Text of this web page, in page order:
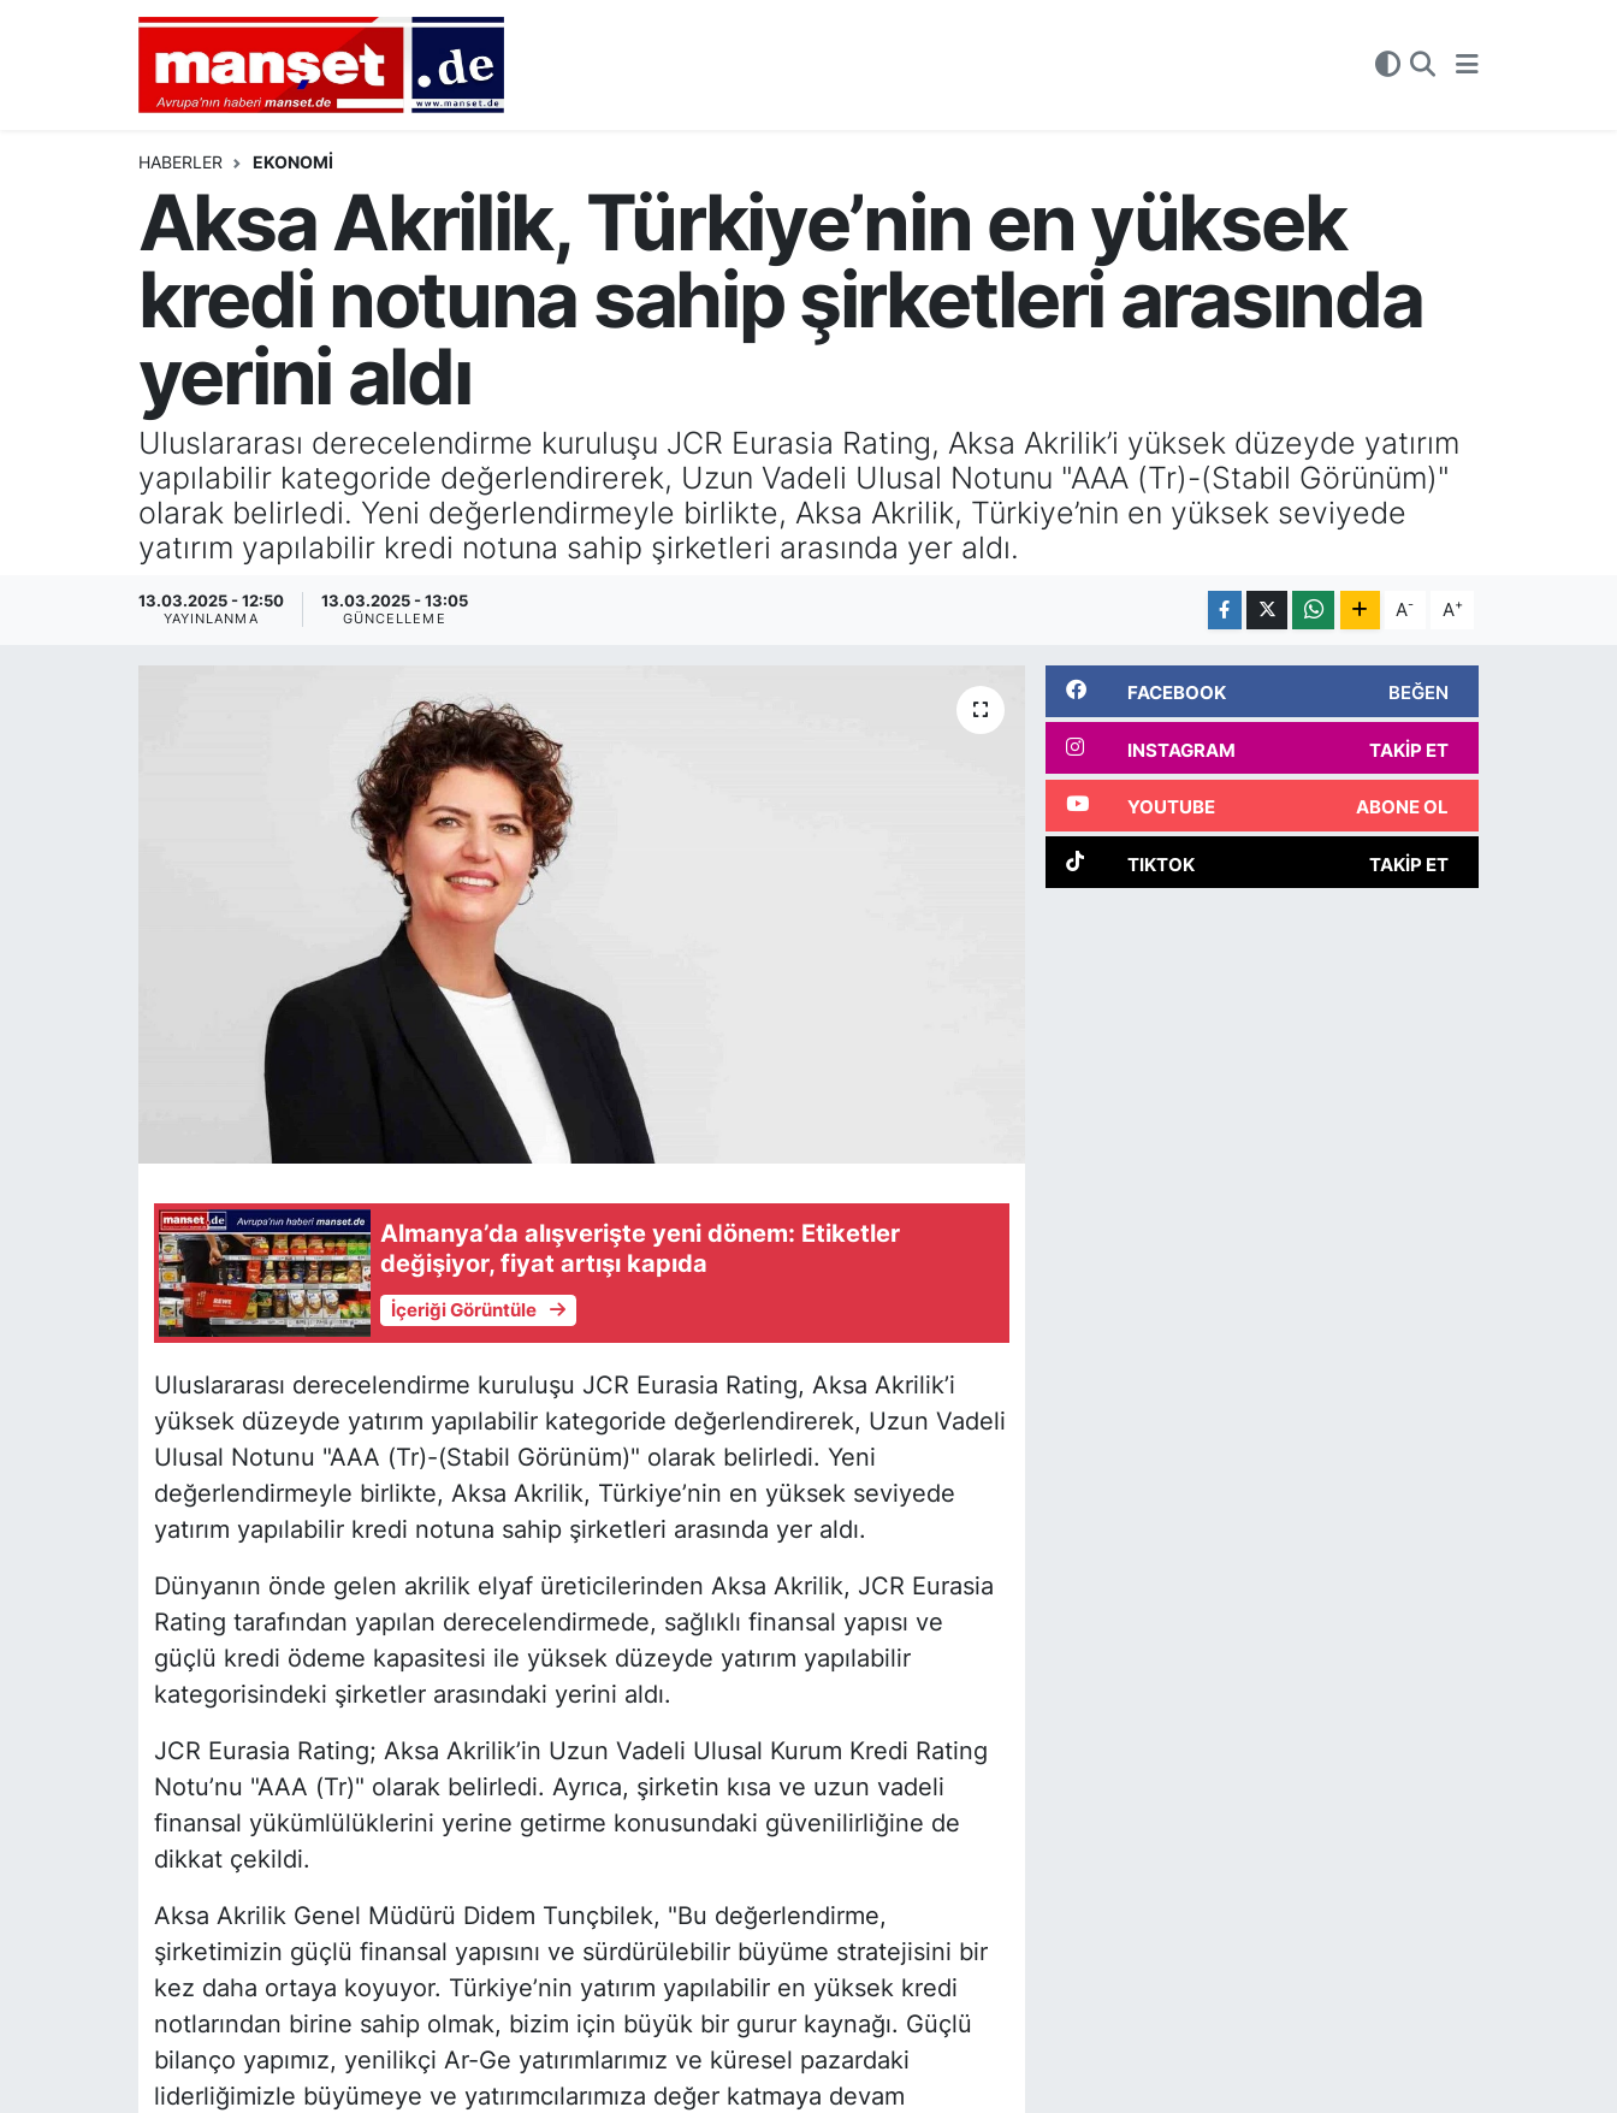
HABERLER EKONOMİ
Aksa Akrilik, Türkiye’nin en yüksek
kredi notuna sahip şirketleri arasında
yerini aldı
Uluslararası derecelendirme kuruluşu JCR Eurasia Rating, Aksa Akrilik’i yüksek düzeyde yatırım
yapılabilir kategoride değerlendirerek, Uzun Vadeli Ulusal Notunu "AAA (Tr)-(Stabil Görünüm)"
olarak belirledi. Yeni değerlendirmeyle birlikte, Aksa Akrilik, Türkiye’nin en yüksek seviyede
yatırım yapılabilir kredi notuna sahip şirketleri arasında yer aldı.
13.03.2025 - 12:50
YAYINLANMA
13.03.2025 - 13:05
GÜNCELLEME A- A+
Almanya’da alışverişte yeni dönem: Etiketler
değişiyor, fiyat artışı kapıda
İçeriği Görüntüle
Uluslararası derecelendirme kuruluşu JCR Eurasia Rating, Aksa Akrilik’i
yüksek düzeyde yatırım yapılabilir kategoride değerlendirerek, Uzun Vadeli
Ulusal Notunu "AAA (Tr)-(Stabil Görünüm)" olarak belirledi. Yeni
değerlendirmeyle birlikte, Aksa Akrilik, Türkiye’nin en yüksek seviyede
yatırım yapılabilir kredi notuna sahip şirketleri arasında yer aldı.
Dünyanın önde gelen akrilik elyaf üreticilerinden Aksa Akrilik, JCR Eurasia
Rating tarafından yapılan derecelendirmede, sağlıklı finansal yapısı ve
güçlü kredi ödeme kapasitesi ile yüksek düzeyde yatırım yapılabilir
kategorisindeki şirketler arasındaki yerini aldı.
JCR Eurasia Rating; Aksa Akrilik’in Uzun Vadeli Ulusal Kurum Kredi Rating
Notu’nu "AAA (Tr)" olarak belirledi. Ayrıca, şirketin kısa ve uzun vadeli
finansal yükümlülüklerini yerine getirme konusundaki güvenilirliğine de
dikkat çekildi.
Aksa Akrilik Genel Müdürü Didem Tunçbilek, "Bu değerlendirme,
şirketimizin güçlü finansal yapısını ve sürdürülebilir büyüme stratejisini bir
kez daha ortaya koyuyor. Türkiye’nin yatırım yapılabilir en yüksek kredi
notlarından birine sahip olmak, bizim için büyük bir gurur kaynağı. Güçlü
bilanço yapımız, yenilikçi Ar-Ge yatırımlarımız ve küresel pazardaki
liderliğimizle büyümeye ve yatırımcılarımıza değer katmaya devam
FACEBOOK BEĞEN
INSTAGRAM TAKIP ET
YOUTUBE ABONE OL
TIKTOK TAKIP ET
AVRUPA
ALMANYA
TÜRKİYE
DEUTSCH
EKONOMİ
Nöbetçi Eczaneler
Hava Durumu
Namaz Vakitleri
Trafik Durumu
Tüm Manşetler
Son Dakika Haberleri
Haber Arşivi